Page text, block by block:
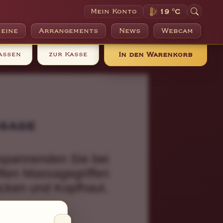
Arrangements News Webcam
Mein Konto 19 °C
zur Kasse In den Warenkorb
Massagegriffen
und Kopfhaut.